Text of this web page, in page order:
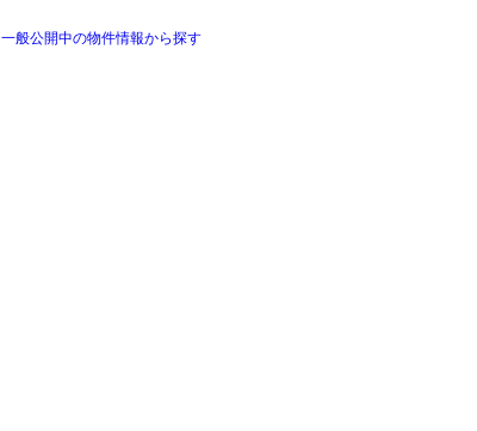
一般公開中の物件情報から探す